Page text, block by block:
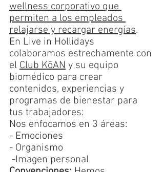
wellness corporativo que
permiten a los empleados
relajarse y recargar energías.
En Live in Hollidays
colaboramos estrechamente con
el Club KōAN y su equipo
biomédico para crear
contenidos, experiencias y
programas de bienestar para
tus trabajadores:
Nos enfocamos en 3 áreas:
​- Emociones
- Organismo
-Imagen personal